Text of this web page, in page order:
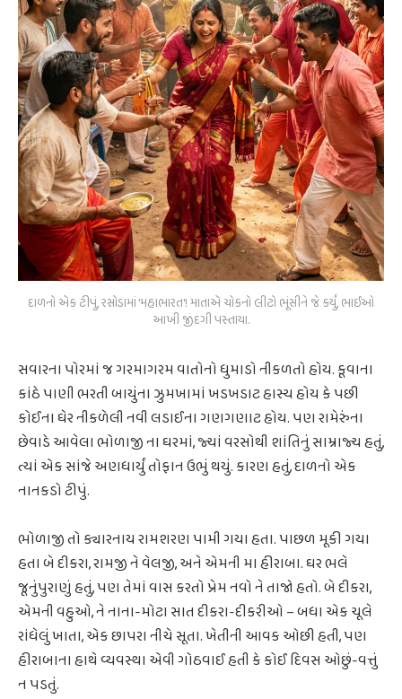
દાળનો એક ટીપું, રસોડામાં 'મહાભારત'! માતાએ ચોકનો લીટો ભૂંસીને જે કર્યું, ભાઈઓ
આખી જીંદગી પસ્તાયા.
સવારના પોરમાં જ ગરમાગરમ વાતોનો ધુમાડો નીકળતો હોય. કૂવાના
કાંઠે પાણી ભરતી બાયુંના ઝુમખામાં ખડખડાટ હાસ્ય હોય કે પછી
કોઈના ઘેર નીકળેલી નવી લડાઈના ગણગણાટ હોય. પણ રામેરુંના
છેવાડે આવેલા ભોળાજી ના ઘરમાં, જ્યાં વરસોથી શાંતિનું સામ્રાજ્ય હતું,
ત્યાં એક સાંજે અણધાર્યું તોફાન ઉભું થયું. કારણ હતું, દાળનો એક
નાનકડો ટીપું.
ભોળાજી તો ક્યારનાય રામશરણ પામી ગયા હતા. પાછળ મૂકી ગયા
હતા બે દીકરા, રામજી ને વેલજી, અને એમની મા હીરાબા. ઘર ભલે
જૂનુંપુરાણું હતું, પણ તેમાં વાસ કરતો પ્રેમ નવો ને તાજો હતો. બે દીકરા,
એમની વહુઓ, ને નાના-મોટા સાત દીકરા-દીકરીઓ – બધા એક ચૂલે
રાંધેલું ખાતા, એક છાપરા નીચે સૂતા. ખેતીની આવક ઓછી હતી, પણ
હીરાબાના હાથે વ્યવસ્થા એવી ગોઠવાઈ હતી કે કોઈ દિવસ ઓછું-વત્તું
ન પડતું.